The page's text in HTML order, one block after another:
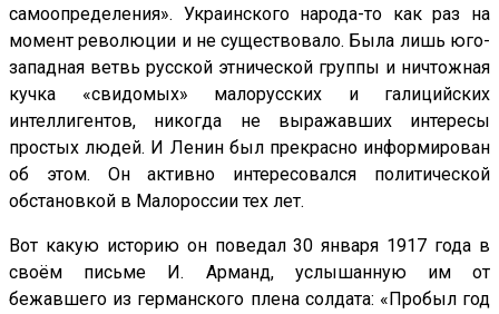
самоопределения». Украинского народа-то как раз на
момент революции и не существовало. Была лишь юго-
западная ветвь русской этнической группы и ничтожная
кучка «свидомых» малорусских и галицийских
интеллигентов, никогда не выражавших интересы
простых людей. И Ленин был прекрасно информирован
об этом. Он активно интересовался политической
обстановкой в Малороссии тех лет.
Вот какую историю он поведал 30 января 1917 года в
своём письме И. Арманд, услышанную им от
бежавшего из германского плена солдата: «Пробыл год